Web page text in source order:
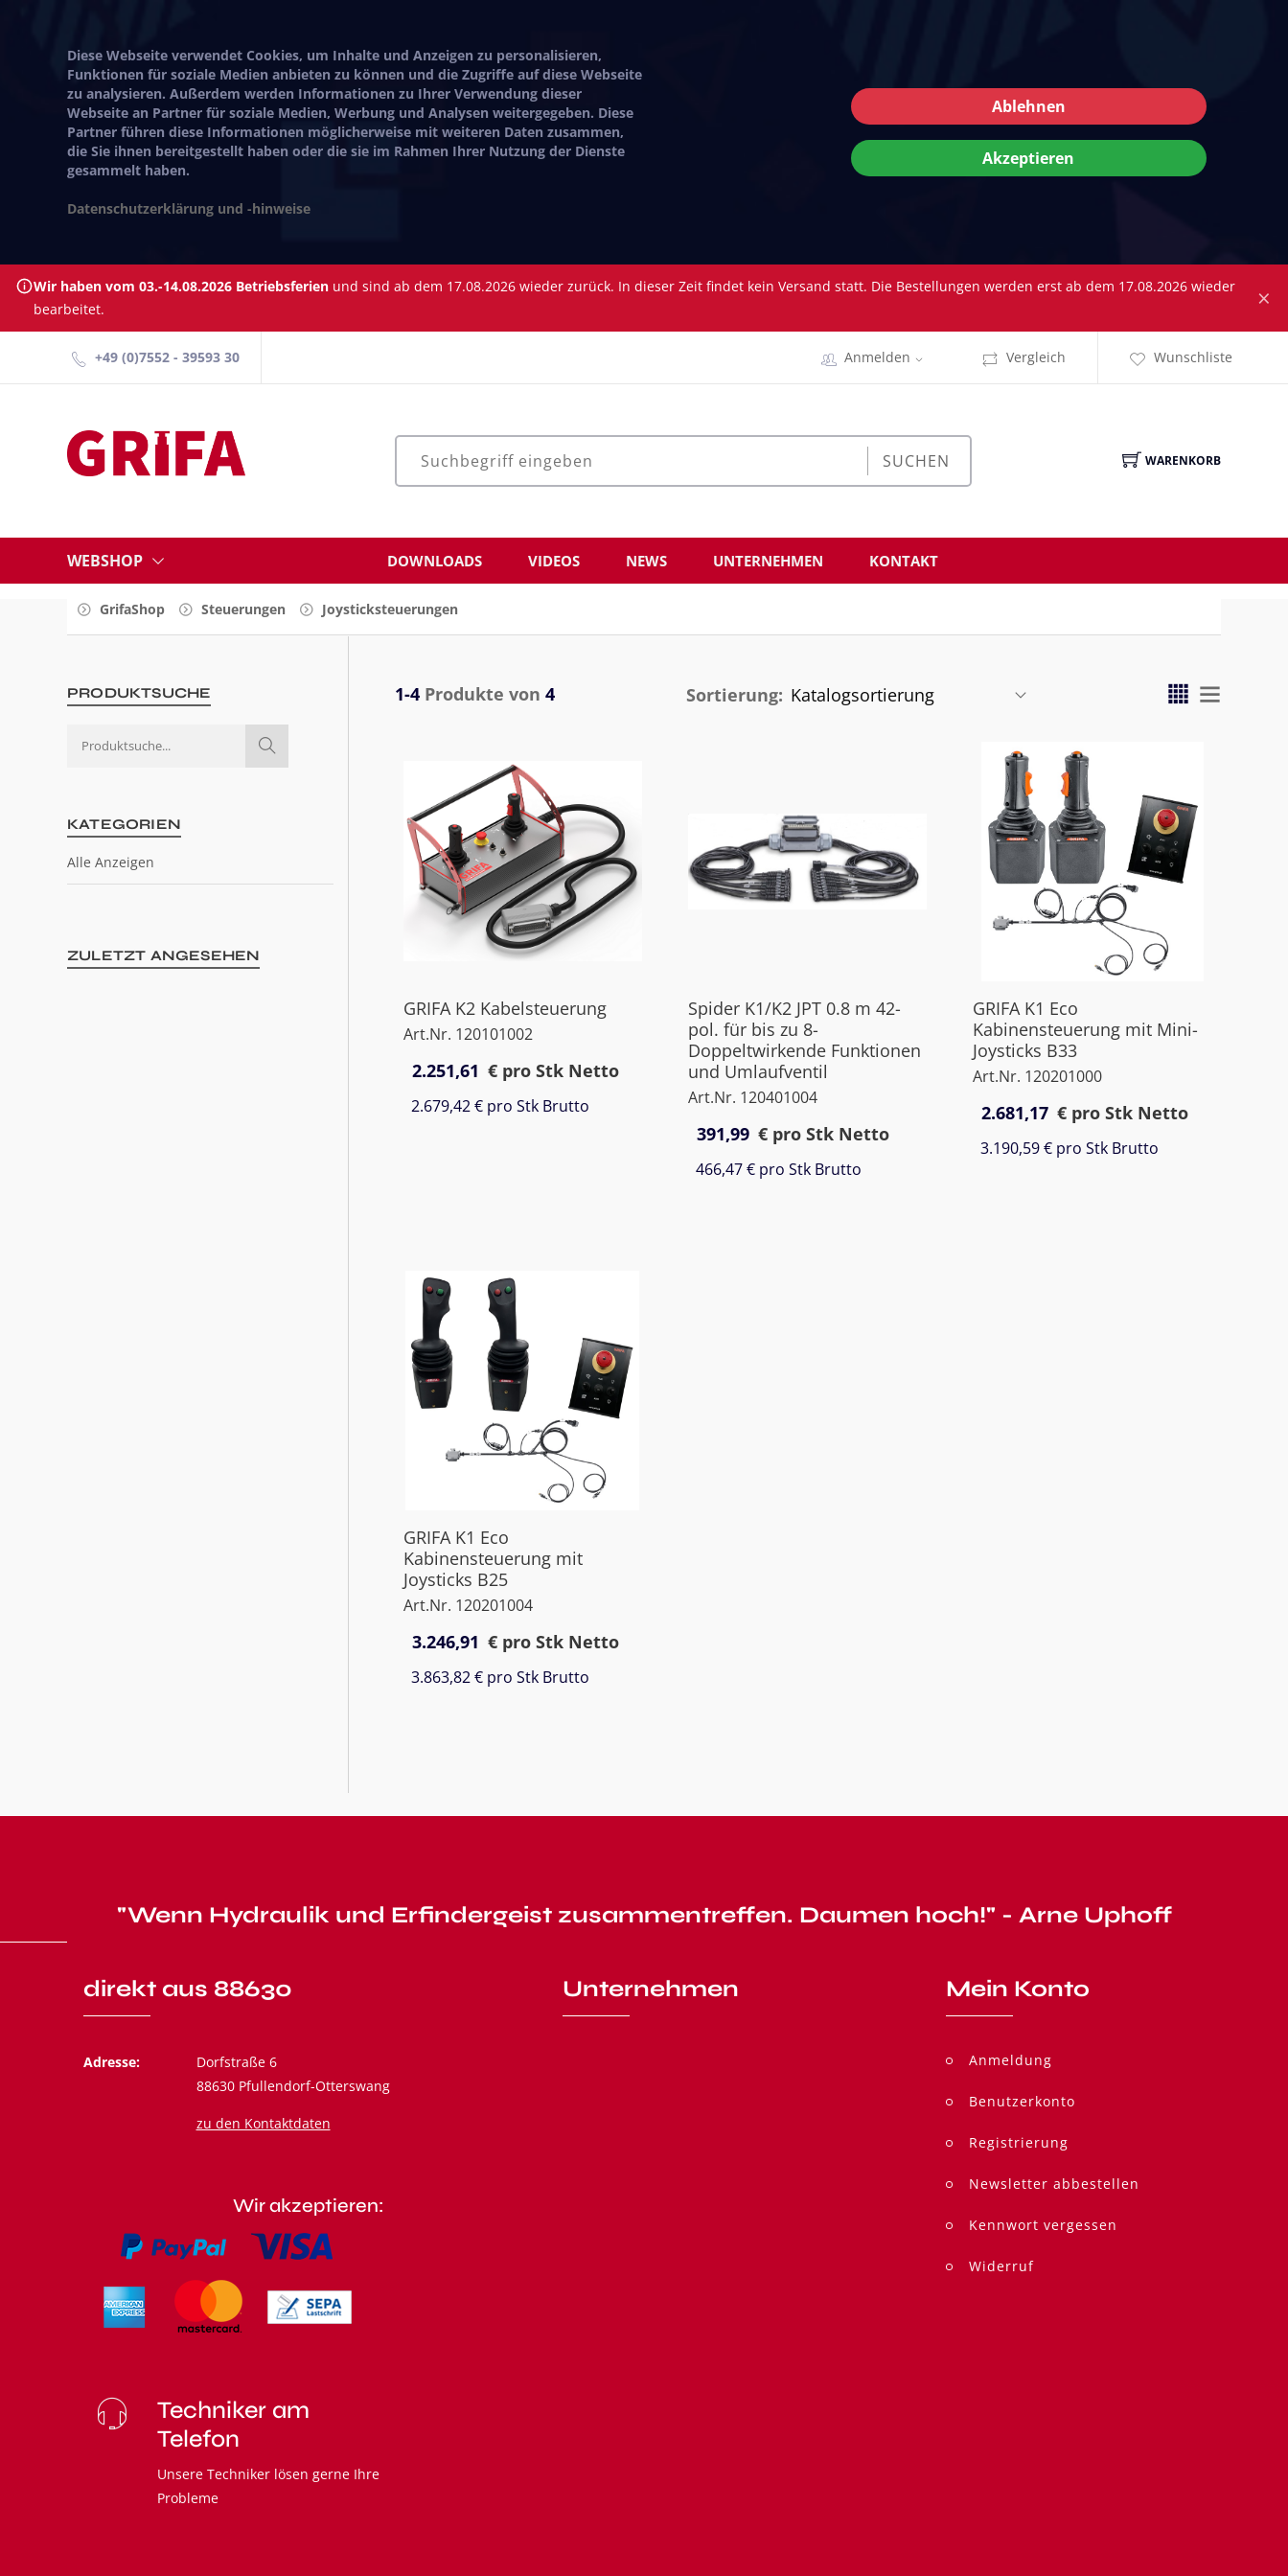
Diese Webseite verwendet Cookies, um Inhalte und Anzeigen zu personalisieren,
Funktionen für soziale Medien anbieten zu können und die Zugriffe auf diese Webseite
zu analysieren. Außerdem werden Informationen zu Ihrer Verwendung dieser
Webseite an Partner für soziale Medien, Werbung und Analysen weitergegeben. Diese
Partner führen diese Informationen möglicherweise mit weiteren Daten zusammen,
die Sie ihnen bereitgestellt haben oder die sie im Rahmen Ihrer Nutzung der Dienste
gesammelt haben.
Datenschutzerklärung und -hinweise
Ablehnen
Akzeptieren
Wir haben vom 03.-14.08.2026 Betriebsferien und sind ab dem 17.08.2026 wieder zurück. In dieser Zeit findet kein Versand statt. Die Bestellungen werden erst ab dem 17.08.2026 wieder
bearbeitet.
×
+49 (0)7552 - 39593 30 Anmelden Vergleich Wunschliste
SUCHEN WARENKORB
WEBSHOP DOWNLOADS VIDEOS NEWS UNTERNEHMEN KONTAKT
GrifaShop Steuerungen Joysticksteuerungen
PRODUKTSUCHE
KATEGORIEN
Alle Anzeigen
ZULETZT ANGESEHEN
1-4Produkte von 4 Sortierung:
GRIFA K2 Kabelsteuerung
Art.Nr. 120101002
2.251,61 €pro Stk Netto
2.679,42 € pro Stk Brutto
Spider K1/K2 JPT 0.8 m 42-
pol. für bis zu 8-
Doppeltwirkende Funktionen
und Umlaufventil
Art.Nr. 120401004
391,99 €pro Stk Netto
466,47 € pro Stk Brutto
GRIFA K1 Eco
Kabinensteuerung mit Mini-
Joysticks B33
Art.Nr. 120201000
2.681,17 € pro Stk Netto
3.190,59 € pro Stk Brutto
GRIFA K1 Eco
Kabinensteuerung mit
Joysticks B25
Art.Nr. 120201004
3.246,91 €pro Stk Netto
3.863,82 € pro Stk Brutto
"Wenn Hydraulik und Erfindergeist zusammentreffen. Daumen hoch!" - Arne Uphoff
direkt aus 88630
Adresse:
Dorfstraße 6
88630 Pfullendorf-Otterswang
zu den Kontaktdaten
Wir akzeptieren:
Unternehmen Mein Konto
Anmeldung
Benutzerkonto
Registrierung
Newsletter abbestellen
Kennwort vergessen
Widerruf
Techniker am
Telefon
Unsere Techniker lösen gerne Ihre
Probleme